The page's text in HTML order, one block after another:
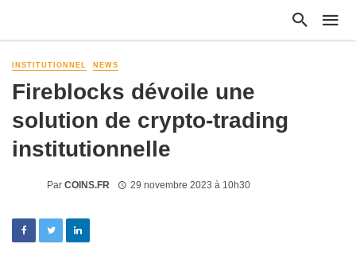
INSTITUTIONNEL NEWS
Fireblocks dévoile une
solution de crypto-trading
institutionnelle
Par COINS.FR 29 novembre 2023 à 10h30